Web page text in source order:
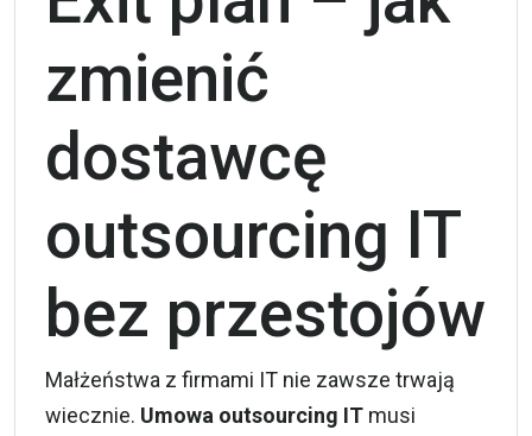
zmienić
dostawcę
outsourcing IT
bez przestojów
Małżeństwa z firmami IT nie zawsze trwają
wiecznie. Umowa outsourcing IT musi